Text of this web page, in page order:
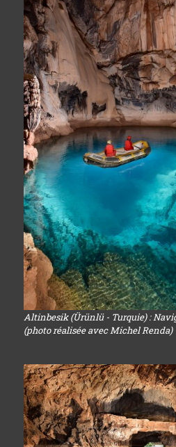
Altinbesik (Ürünlü - Turquie) :
(photo réalisée avec Michel Renda)